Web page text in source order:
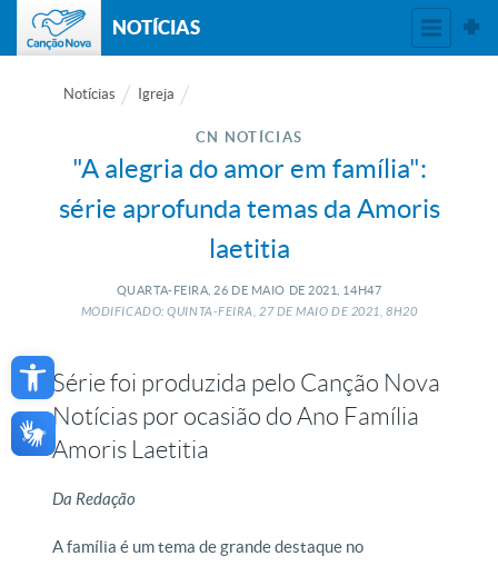
Open toolbar
NOTÍCIAS
Notícias Igreja
CN NOTÍCIAS
"A alegria do amor em família":
série aprofunda temas da Amoris
laetitia
QUARTA-FEIRA, 26 DE MAIO DE 2021, 14H47
MODIFICADO: QUINTA-FEIRA, 27DEMAIO DE 2021, 8H20
Série foi produzida pelo Canção Nova
Notícias por ocasião do Ano Família
Amoris Laetitia
Da Redação
A família é um tema de grande destaque no